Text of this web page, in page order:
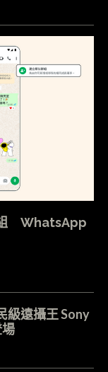
組 WhatsApp
級遠攝王 Sony
場